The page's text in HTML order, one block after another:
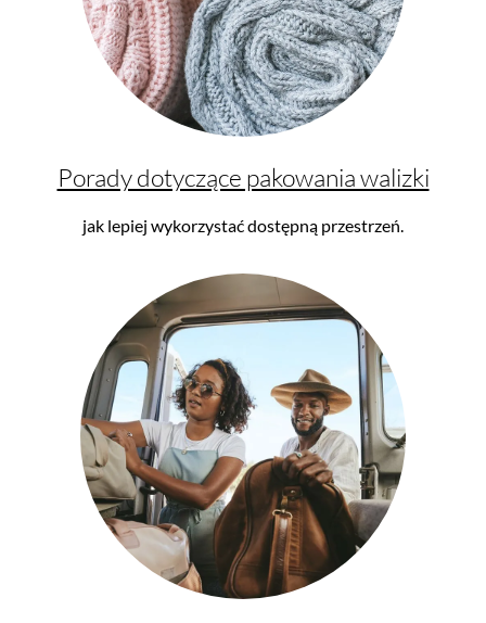
Porady dotyczące pakowania walizki
jak lepiej wykorzystać dostępną przestrzeń.